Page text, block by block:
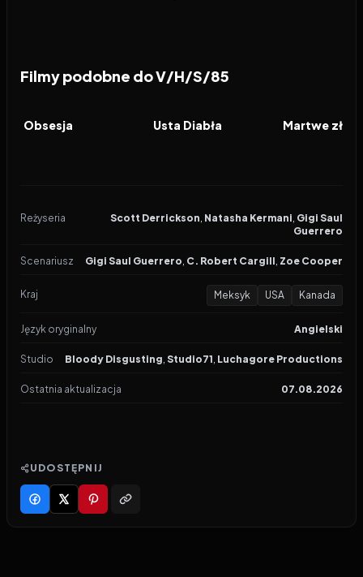
Filmy podobne do V/H/S/85
FILM
Obsesja FILM
Usta Diabła FILM
Martwe zło:
Reżyseria Scott Derrickson, Natasha Kermani, Gigi Saul
Guerrero
Scenariusz Gigi Saul Guerrero, C. Robert Cargill, Zoe Cooper
Kraj Meksyk USA Kanada
Język oryginalny Angielski
Studio Bloody Disgusting, Studio71, Luchagore Productions
Ostatnia aktualizacja 07.08.2026
UDOSTĘPNIJ